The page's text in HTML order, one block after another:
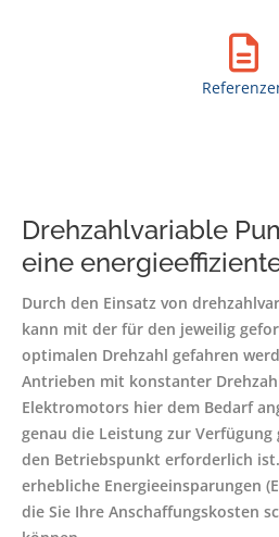
Drehzahlvariable
eine
Durch den Einsatz von
kann mit der für den jeweilig
optimalen Drehzahl gefahren
Antrieben mit konstanter
Elektromotors hier dem Bedarf
genau die Leistung zur
den Betriebspunkt erforderlich
erhebliche Energieeinsparungen
die Sie Ihre Anschaffungskosten